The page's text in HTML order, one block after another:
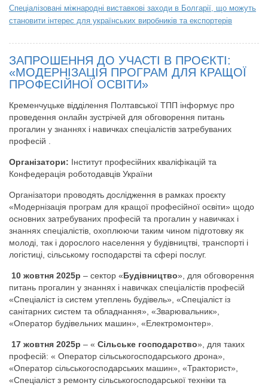
Спеціалізовані міжнародні виставкові заходи в Болгарії, що можуть
становити інтерес для українських виробників та експортерів
ЗАПРОШЕННЯ ДО УЧАСТІ В ПРОЄКТІ:
«МОДЕРНІЗАЦІЯ ПРОГРАМ ДЛЯ КРАЩОЇ
ПРОФЕСІЙНОЇ ОСВІТИ»
Кременчуцьке відділення Полтавської ТПП інформує про
проведення онлайн зустрічей для обговорення питань
прогалин у знаннях і навичках спеціалістів затребуваних
професій .
Організатори: Інститут професійних кваліфікацій та
Конфедерація роботодавців України
Організатори проводять дослідження в рамках проєкту
«Модернізація програм для кращої професійної освіти» щодо
основних затребуваних професій та прогалин у навичках і
знаннях спеціалістів, охоплюючи таким чином підготовку як
молоді, так і дорослого населення у будівництві, транспорті і
логістиці, сільському господарстві та сфері послуг.
10 жовтня 2025р – сектор «Будівництво», для обговорення
питань прогалин у знаннях і навичках спеціалістів професій
«Спеціаліст із систем утеплень будівель», «Спеціаліст із
санітарних систем та обладнання», «Зварювальник»,
«Оператор будівельних машин», «Електромонтер».
17 жовтня 2025р – « Сільське господарство», для таких
професій: « Оператор сільськогосподарського дрона»,
«Оператор сільськогосподарських машин», «Тракторист»,
«Спеціаліст з ремонту сільськогосподарської техніки та